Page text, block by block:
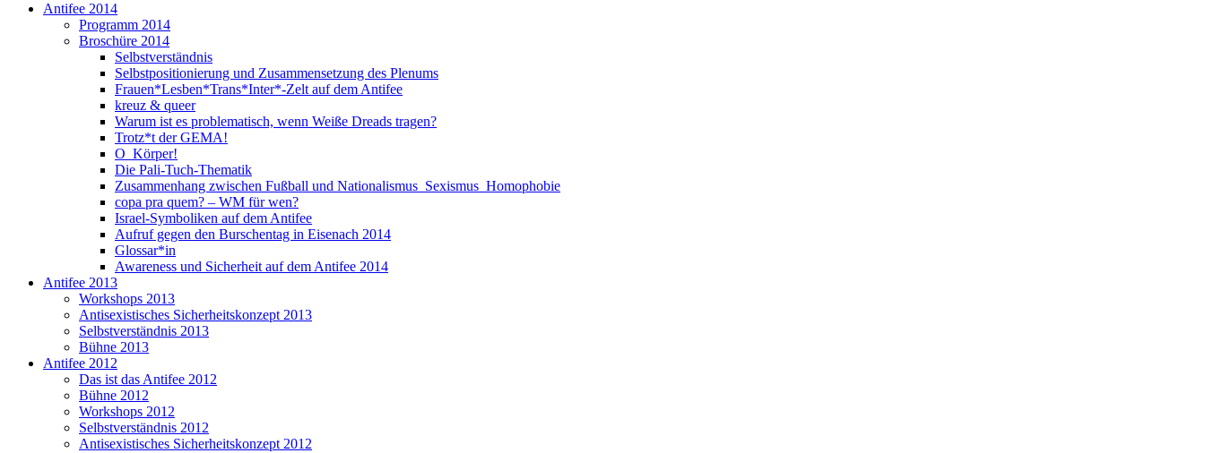
Antifee 2014
Programm 2014
Broschüre 2014
Selbstverständnis
Selbstpositionierung und Zusammensetzung des Plenums
Frauen*Lesben*Trans*Inter*-Zelt auf dem Antifee
kreuz & queer
Warum ist es problematisch, wenn Weiße Dreads tragen?
Trotz*t der GEMA!
O_Körper!
Die Pali-Tuch-Thematik
Zusammenhang zwischen Fußball und Nationalismus_Sexismus_Homophobie
copa pra quem? – WM für wen?
Israel-Symboliken auf dem Antifee
Aufruf gegen den Burschentag in Eisenach 2014
Glossar*in
Awareness und Sicherheit auf dem Antifee 2014
Antifee 2013
Workshops 2013
Antisexistisches Sicherheitskonzept 2013
Selbstverständnis 2013
Bühne 2013
Antifee 2012
Das ist das Antifee 2012
Bühne 2012
Workshops 2012
Selbstverständnis 2012
Antisexistisches Sicherheitskonzept 2012